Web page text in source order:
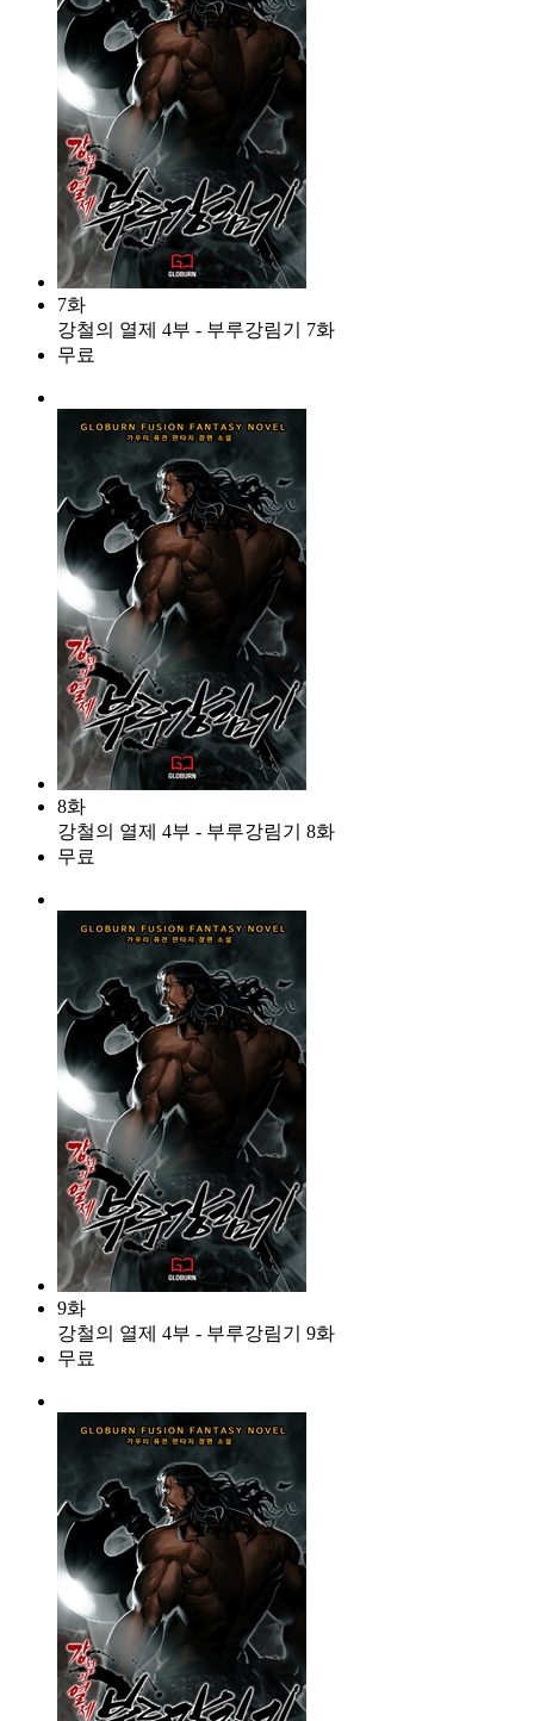
7화
강철의 열제 4부 - 부루강림기 7화
무료
8화
강철의 열제 4부 - 부루강림기 8화
무료
9화
강철의 열제 4부 - 부루강림기 9화
무료